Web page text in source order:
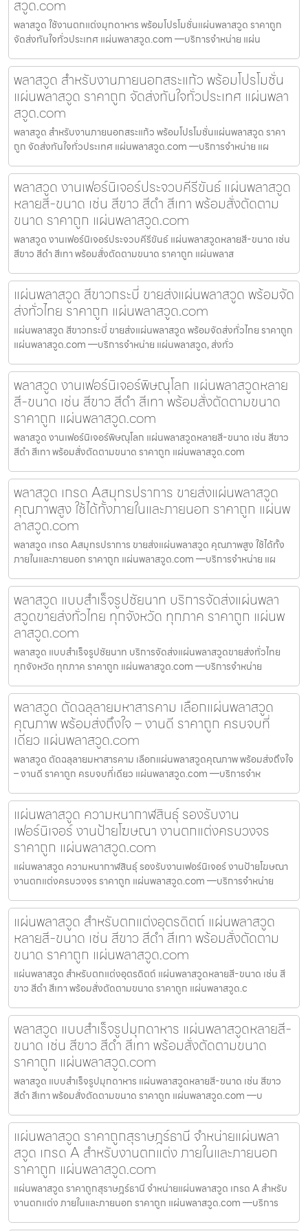
สวูด.com
พลาสวูด ใช้งานตกแต่งมุกดาหาร พร้อมโปรโมชั่นแผ่นพลาสวูด ราคาถูก
จัดส่งทันใจทั่วประเทศ แผ่นพลาสวูด.com —บริการจำหน่าย แผ่น
พลาสวูด สำหรับงานภายนอกสระแก้ว พร้อมโปรโมชั่น
แผ่นพลาสวูด ราคาถูก จัดส่งทันใจทั่วประเทศ แผ่นพลา
สวูด.com
พลาสวูด สำหรับงานภายนอกสระแก้ว พร้อมโปรโมชั่นแผ่นพลาสวูด ราคา
ถูก จัดส่งทันใจทั่วประเทศ แผ่นพลาสวูด.com —บริการจำหน่าย แผ
พลาสวูด งานเฟอร์นิเจอร์ประจวบคีรีขันธ์ แผ่นพลาสวูด
หลายสี-ขนาด เช่น สีขาว สีดำ สีเทา พร้อมสั่งตัดตาม
ขนาด ราคาถูก แผ่นพลาสวูด.com
พลาสวูด งานเฟอร์นิเจอร์ประจวบคีรีขันธ์ แผ่นพลาสวูดหลายสี-ขนาด เช่น
สีขาว สีดำ สีเทา พร้อมสั่งตัดตามขนาด ราคาถูก แผ่นพลาส
แผ่นพลาสวูด สีขาวกระบี่ ขายส่งแผ่นพลาสวูด พร้อมจัด
ส่งทั่วไทย ราคาถูก แผ่นพลาสวูด.com
แผ่นพลาสวูด สีขาวกระบี่ ขายส่งแผ่นพลาสวูด พร้อมจัดส่งทั่วไทย ราคาถูก
แผ่นพลาสวูด.com —บริการจำหน่าย แผ่นพลาสวูด, ส่งทั่ว
พลาสวูด งานเฟอร์นิเจอร์พิษณุโลก แผ่นพลาสวูดหลาย
สี-ขนาด เช่น สีขาว สีดำ สีเทา พร้อมสั่งตัดตามขนาด
ราคาถูก แผ่นพลาสวูด.com
พลาสวูด งานเฟอร์นิเจอร์พิษณุโลก แผ่นพลาสวูดหลายสี-ขนาด เช่น สีขาว
สีดำ สีเทา พร้อมสั่งตัดตามขนาด ราคาถูก แผ่นพลาสวูด.com
พลาสวูด เกรด Aสมุทรปราการ ขายส่งแผ่นพลาสวูด
คุณภาพสูง ใช้ได้ทั้งภายในและภายนอก ราคาถูก แผ่นพ
ลาสวูด.com
พลาสวูด เกรด Aสมุทรปราการ ขายส่งแผ่นพลาสวูด คุณภาพสูง ใช้ได้ทั้ง
ภายในและภายนอก ราคาถูก แผ่นพลาสวูด.com —บริการจำหน่าย แผ
พลาสวูด แบบสำเร็จรูปชัยนาท บริการจัดส่งแผ่นพลา
สวูดขายส่งทั่วไทย ทุกจังหวัด ทุกภาค ราคาถูก แผ่นพ
ลาสวูด.com
พลาสวูด แบบสำเร็จรูปชัยนาท บริการจัดส่งแผ่นพลาสวูดขายส่งทั่วไทย
ทุกจังหวัด ทุกภาค ราคาถูก แผ่นพลาสวูด.com —บริการจำหน่าย
พลาสวูด ตัดฉลุลายมหาสารคาม เลือกแผ่นพลาสวูด
คุณภาพ พร้อมส่งถึงใจ – งานดี ราคาถูก ครบจบที่
เดียว แผ่นพลาสวูด.com
พลาสวูด ตัดฉลุลายมหาสารคาม เลือกแผ่นพลาสวูดคุณภาพ พร้อมส่งถึงใจ
– งานดี ราคาถูก ครบจบที่เดียว แผ่นพลาสวูด.com —บริการจำห
แผ่นพลาสวูด ความหนากาฬสินธุ์ รองรับงาน
เฟอร์นิเจอร์ งานป้ายโฆษณา งานตกแต่งครบวงจร
ราคาถูก แผ่นพลาสวูด.com
แผ่นพลาสวูด ความหนากาฬสินธุ์ รองรับงานเฟอร์นิเจอร์ งานป้ายโฆษณา
งานตกแต่งครบวงจร ราคาถูก แผ่นพลาสวูด.com —บริการจำหน่าย
แผ่นพลาสวูด สำหรับตกแต่งอุตรดิตถ์ แผ่นพลาสวูด
หลายสี-ขนาด เช่น สีขาว สีดำ สีเทา พร้อมสั่งตัดตาม
ขนาด ราคาถูก แผ่นพลาสวูด.com
แผ่นพลาสวูด สำหรับตกแต่งอุตรดิตถ์ แผ่นพลาสวูดหลายสี-ขนาด เช่น สี
ขาว สีดำ สีเทา พร้อมสั่งตัดตามขนาด ราคาถูก แผ่นพลาสวูด.c
พลาสวูด แบบสำเร็จรูปมุกดาหาร แผ่นพลาสวูดหลายสี-
ขนาด เช่น สีขาว สีดำ สีเทา พร้อมสั่งตัดตามขนาด
ราคาถูก แผ่นพลาสวูด.com
พลาสวูด แบบสำเร็จรูปมุกดาหาร แผ่นพลาสวูดหลายสี-ขนาด เช่น สีขาว
สีดำ สีเทา พร้อมสั่งตัดตามขนาด ราคาถูก แผ่นพลาสวูด.com —บ
แผ่นพลาสวูด ราคาถูกสุราษฎร์ธานี จำหน่ายแผ่นพลา
สวูด เกรด A สำหรับงานตกแต่ง ภายในและภายนอก
ราคาถูก แผ่นพลาสวูด.com
แผ่นพลาสวูด ราคาถูกสุราษฎร์ธานี จำหน่ายแผ่นพลาสวูด เกรด A สำหรับ
งานตกแต่ง ภายในและภายนอก ราคาถูก แผ่นพลาสวูด.com —บริการ